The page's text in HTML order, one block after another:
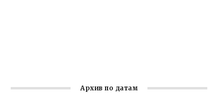
Архив по датам